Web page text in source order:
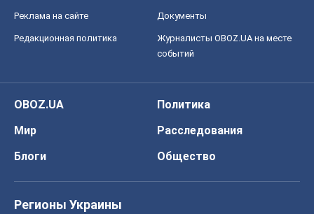
Реклама на сайте Документы
Редакционная политика
Журналисты OBOZ.UA на месте
событий
OBOZ.UA
Политика
Мир
Расследования
Блоги
Общество
Регионы Украины